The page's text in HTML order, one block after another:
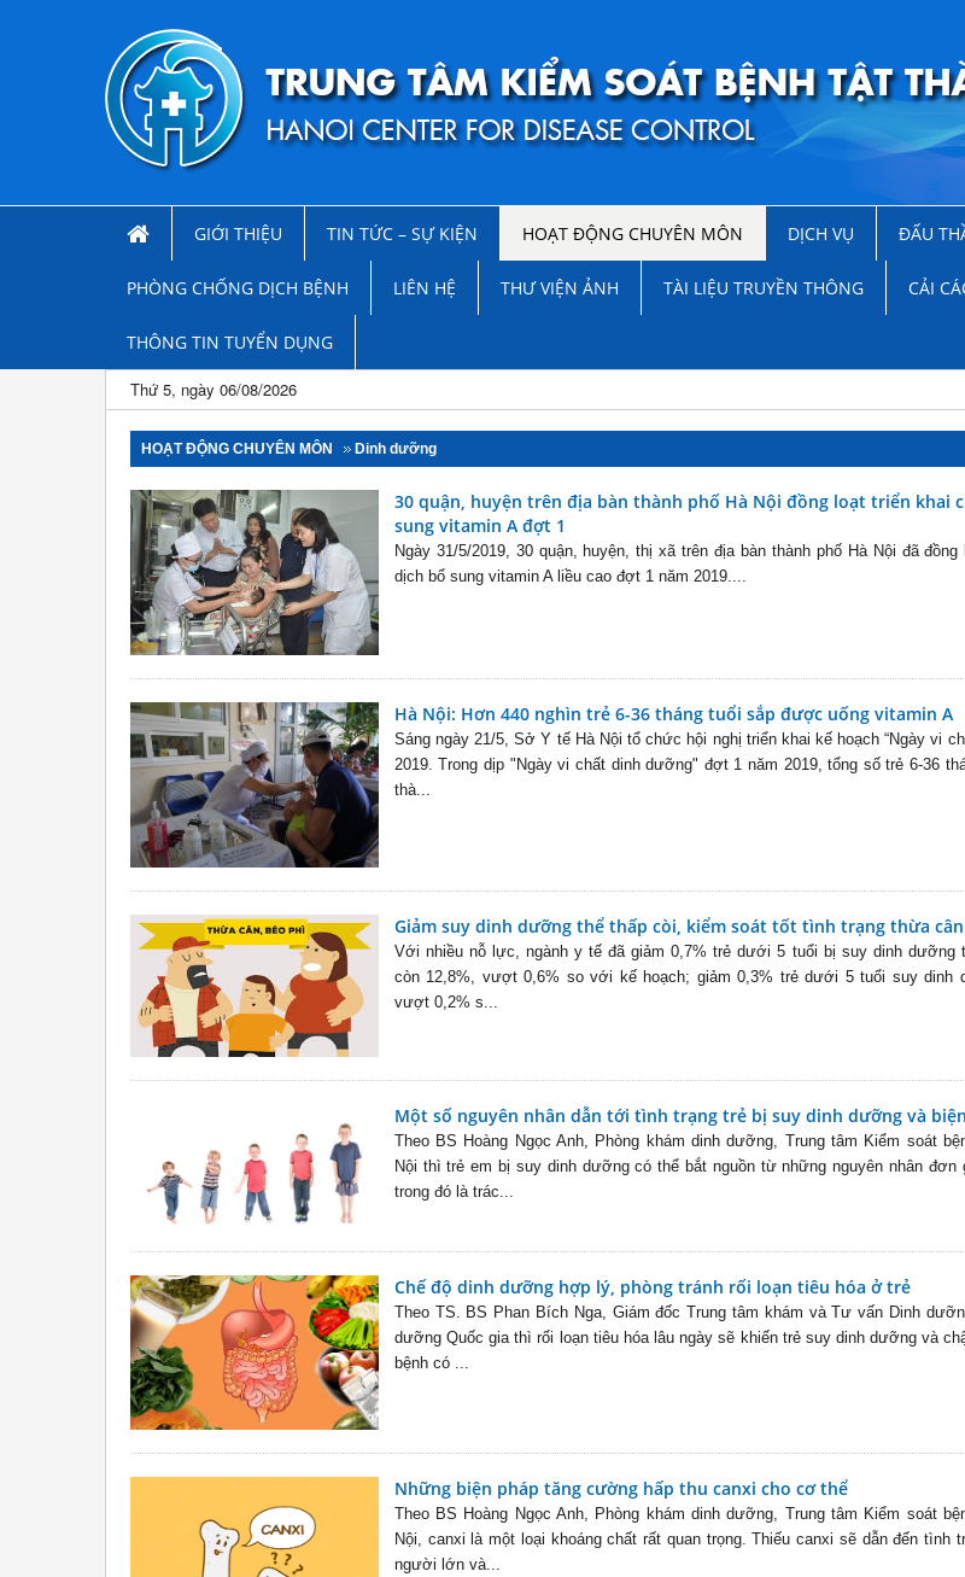
GIỚI THIỆU TIN TỨC – SỰ KIỆN HOẠT ĐỘNG CHUYÊN MÔN DỊCH VỤ ĐẤU
PHÒNG CHỐNG DỊCH BỆNH LIÊN HỆ THƯ VIỆN ẢNH TÀI LIỆU TRUYỀN THÔNG CẢI
THÔNG TIN TUYỂN DỤNG
Thứ 5, ngày 06/08/2026
HOẠT ĐỘNG CHUYÊN MÔN Dinh dưỡng
30 quận, huyện trên địa bàn thành phố Hà Nội đồng loạt triển khai
sung vitamin A đợt 1
Ngày 31/5/2019, 30 quận, huyện, thị xã trên địa bàn thành phố Hà Nội đã
dịch bổ sung vitamin A liều cao đợt 1 năm 2019....
Hà Nội: Hơn 440 nghìn trẻ 6-36 tháng tuổi sắp được uống vitamin A
Sáng ngày 21/5, Sở Y tế Hà Nội tổ chức hội nghị triển khai kế hoạch “Ngày vi
2019. Trong dịp "Ngày vi chất dinh dưỡng" đợt 1 năm 2019, tổng số trẻ 6-36
thà...
Giảm suy dinh dưỡng thể thấp còi, kiểm soát tốt tình trạng thừa
Với nhiều nỗ lực, ngành y tế đã giảm 0,7% trẻ dưới 5 tuổi bị suy dinh dưỡng
còn 12,8%, vượt 0,6% so với kế hoạch; giảm 0,3% trẻ dưới 5 tuổi suy dinh
vượt 0,2% s...
Một số nguyên nhân dẫn tới tình trạng trẻ bị suy dinh dưỡng và
Theo BS Hoàng Ngọc Anh, Phòng khám dinh dưỡng, Trung tâm Kiểm soát
Nội thì trẻ em bị suy dinh dưỡng có thể bắt nguồn từ những nguyên nhân đơn
trong đó là trác...
Chế độ dinh dưỡng hợp lý, phòng tránh rối loạn tiêu hóa ở trẻ
Theo TS. BS Phan Bích Nga, Giám đốc Trung tâm khám và Tư vấn Dinh
dưỡng Quốc gia thì rối loạn tiêu hóa lâu ngày sẽ khiến trẻ suy dinh dưỡng và
bệnh có ...
Những biện pháp tăng cường hấp thu canxi cho cơ thể
Theo BS Hoàng Ngọc Anh, Phòng khám dinh dưỡng, Trung tâm Kiểm soát
Nội, canxi là một loại khoáng chất rất quan trọng. Thiếu canxi sẽ dẫn đến tình
người lớn và...